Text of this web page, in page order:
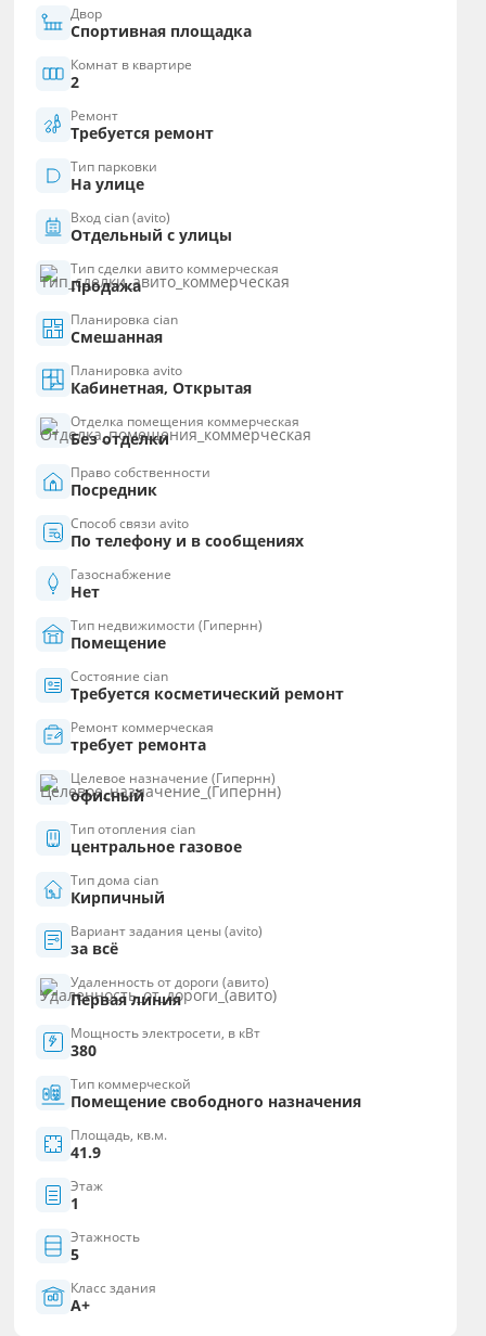
Двор
Спортивная площадка
Комнат в квартире
2
Ремонт
Требуется ремонт
Тип парковки
На улице
Вход cian (avito)
Отдельный с улицы
Тип сделки авито коммерческая
Продажа
Планировка cian
Смешанная
Планировка avito
Кабинетная, Открытая
Отделка помещения коммерческая
Без отделки
Право собственности
Посредник
Способ связи avito
По телефону и в сообщениях
Газоснабжение
Нет
Тип недвижимости (Гипернн)
Помещение
Состояние cian
Требуется косметический ремонт
Ремонт коммерческая
требует ремонта
Целевое назначение (Гипернн)
офисный
Тип отопления cian
центральное газовое
Тип дома cian
Кирпичный
Вариант задания цены (avito)
за всё
Удаленность от дороги (авито)
Первая линия
Мощность электросети, в кВт
380
Тип коммерческой
Помещение свободного назначения
Площадь, кв.м.
41.9
Этаж
1
Этажность
5
Класс здания
A+